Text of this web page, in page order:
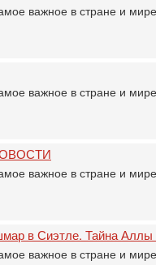
важное в стране и
важное в стране и
важное в стране и
в Сиэтле. Тайна Аллы
важное в стране и